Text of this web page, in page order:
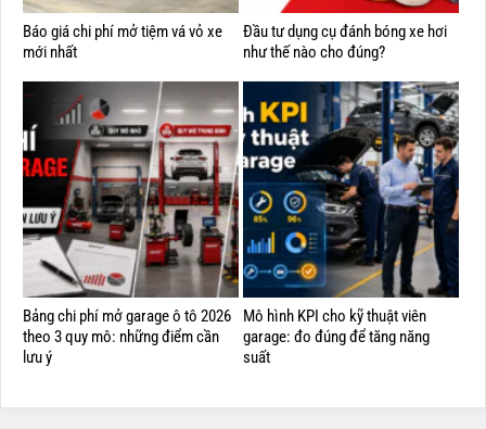
Báo giá chi phí mở tiệm vá vỏ xe
mới nhất
Đầu tư dụng cụ đánh bóng xe hơi
như thế nào cho đúng?
Bảng chi phí mở garage ô tô 2026
theo 3 quy mô: những điểm cần
lưu ý
Mô hình KPI cho kỹ thuật viên
garage: đo đúng để tăng năng
suất